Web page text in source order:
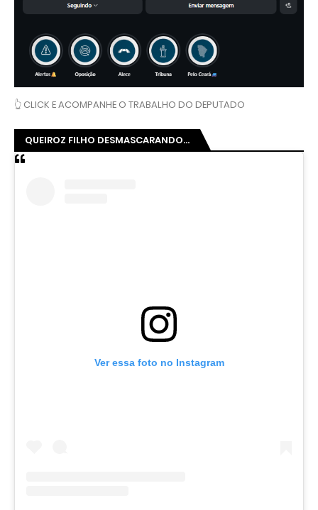
👆 CLICK E ACOMPANHE O TRABALHO DO DEPUTADO
QUEIROZ FILHO DESMASCARANDO...
Ver essa foto no Instagram